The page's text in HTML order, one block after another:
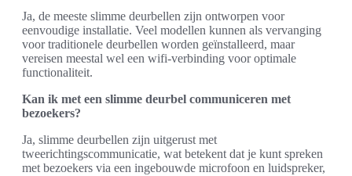
Ja, de meeste slimme deurbellen zijn ontworpen voor
eenvoudige installatie. Veel modellen kunnen als vervanging
voor traditionele deurbellen worden geïnstalleerd, maar
vereisen meestal wel een wifi-verbinding voor optimale
functionaliteit.
Kan ik met een slimme deurbel communiceren met
bezoekers?
Ja, slimme deurbellen zijn uitgerust met
tweerichtingscommunicatie, wat betekent dat je kunt spreken
met bezoekers via een ingebouwde microfoon en luidspreker,